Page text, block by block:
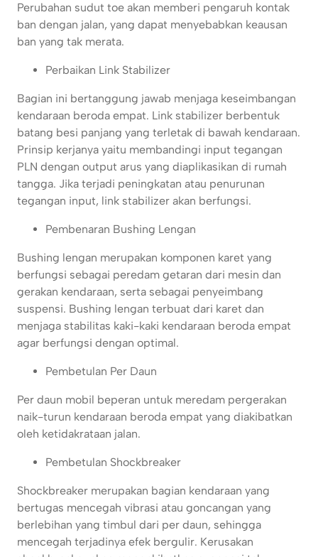
Perubahan sudut toe akan memberi pengaruh kontak
ban dengan jalan, yang dapat menyebabkan keausan
ban yang tak merata.
Perbaikan Link Stabilizer
Bagian ini bertanggung jawab menjaga keseimbangan
kendaraan beroda empat. Link stabilizer berbentuk
batang besi panjang yang terletak di bawah kendaraan.
Prinsip kerjanya yaitu membandingi input tegangan
PLN dengan output arus yang diaplikasikan di rumah
tangga. Jika terjadi peningkatan atau penurunan
tegangan input, link stabilizer akan berfungsi.
Pembenaran Bushing Lengan
Bushing lengan merupakan komponen karet yang
berfungsi sebagai peredam getaran dari mesin dan
gerakan kendaraan, serta sebagai penyeimbang
suspensi. Bushing lengan terbuat dari karet dan
menjaga stabilitas kaki-kaki kendaraan beroda empat
agar berfungsi dengan optimal.
Pembetulan Per Daun
Per daun mobil beperan untuk meredam pergerakan
naik-turun kendaraan beroda empat yang diakibatkan
oleh ketidakrataan jalan.
Pembetulan Shockbreaker
Shockbreaker merupakan bagian kendaraan yang
bertugas mencegah vibrasi atau goncangan yang
berlebihan yang timbul dari per daun, sehingga
mencegah terjadinya efek bergulir. Kerusakan